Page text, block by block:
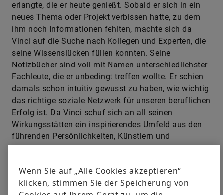
erlangte, die er heute genießt. Sobald er sich in ein
neues Thema oder Projekt verbissen hatte, zu dem
ihm noch Informationen fehlten, machte sich da
Vinci auf die Suche nach Kollegen und Experten, die
seine Wissenslücken füllen konnten. Seine
Notizbücher sind voll mit Namen unterschiedlichster
Fachleute, die er unbedingt treffen wollte. Er schien
damals schon intuitiv gewusst zu haben, wie wichtig
das richtige soziale Netzwerk für unseren beruflichen
Erfolg ist. Da Vinci schuf sich an all seinen
Wirkungsstätten ein inspirierendes Umfeld aus den
führenden Persönlichkeiten, Künstlern und
Wissenschaftlern seiner Zeit. Diese Netzwerke und
und Ideen schneller weiterzuentwickeln.
Wenn Sie auf „Alle Cookies akzeptieren“
klicken, stimmen Sie der Speicherung von